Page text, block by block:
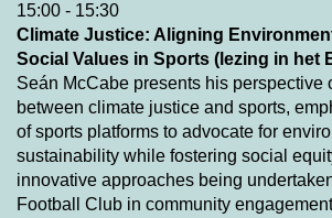
15:00 - 15:30
Climate Justice: Aligning
Social Values in Sports (lezing in het
Seán McCabe presents his perspective
between climate justice and sports,
of sports platforms to advocate for
sustainability while fostering social
innovative approaches being
Football Club in community